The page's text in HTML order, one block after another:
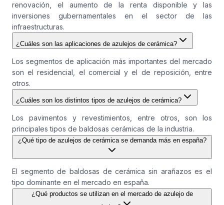
renovación, el aumento de la renta disponible y las
inversiones gubernamentales en el sector de las
infraestructuras.
¿Cuáles son las aplicaciones de azulejos de cerámica?
Los segmentos de aplicación más importantes del mercado
son el residencial, el comercial y el de reposición, entre
otros.
¿Cuáles son los distintos tipos de azulejos de cerámica?
Los pavimentos y revestimientos, entre otros, son los
principales tipos de baldosas cerámicas de la industria.
¿Qué tipo de azulejos de cerámica se demanda más en españa?
El segmento de baldosas de cerámica sin arañazos es el
tipo dominante en el mercado en españa.
¿Qué productos se utilizan en el mercado de azulejo de